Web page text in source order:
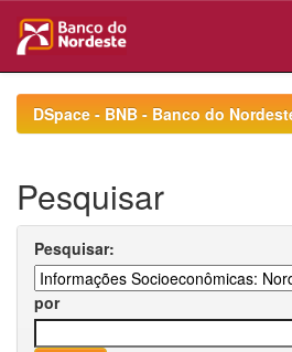
navigationDSpace - BNB - Banco do
Pesquisar
Pesquisar:
por